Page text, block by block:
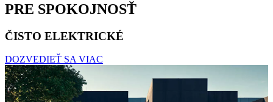
PRE SPOKOJNOSŤ
ČISTO ELEKTRICKÉ
DOZVEDIEŤ SA VIAC